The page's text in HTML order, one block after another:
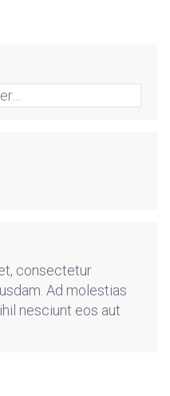
consectetur
Ad molestias
nesciunt eos aut